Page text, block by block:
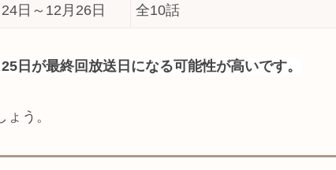
日～12月26日 全10話
日が最終回放送日になる可能性が高いです。
う。